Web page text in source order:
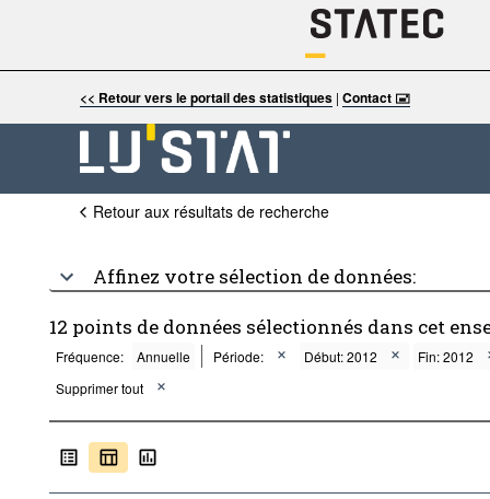
<< Retour vers le portail des statistiques| Contact 🖃
Retour aux résultats de recherche
Affinez votre sélection de données:
12 points de données sélectionnés dans cet
Fréquence: Annuelle Période: Début: 2012
Fin: 2012
Supprimer tout